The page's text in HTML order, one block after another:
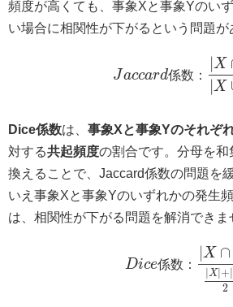
頻度が高くても、事象Xと事象Yのい
い場合に相関性が下がるという問題が
Jaccard係数 ：
∣X
∣X
Dice係数は、 事象Xと事象Yのそれぞ
対する共起頻度の割合です。分母を和
換えることで、Jaccard係数の問題を
いえ事象Xと事象Yのいずれかの発生
は、相関性が下がる問題を解消できま
Dice係数 ：
∣X ∩
X∣ +
2